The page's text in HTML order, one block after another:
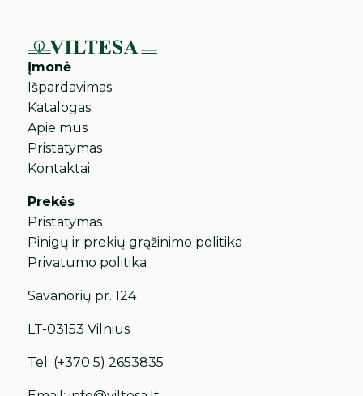
Įmonė
Išpardavimas
Katalogas
Apie mus
Pristatymas
Kontaktai
Prekės
Pristatymas
Pinigų ir prekių grąžinimo politika
Privatumo politika
Savanorių pr. 124
LT-03153 Vilnius
Tel: (+370 5) 2653835